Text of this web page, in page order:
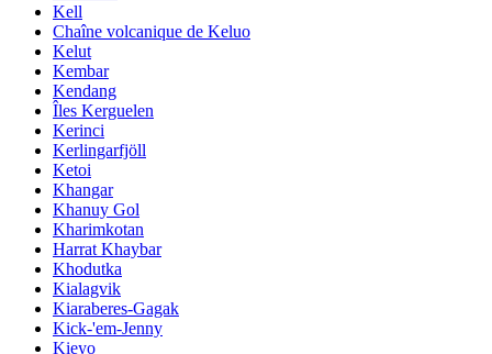
Kell
Chaîne volcanique de Keluo
Kelut
Kembar
Kendang
Îles Kerguelen
Kerinci
Kerlingarfjöll
Ketoi
Khangar
Khanuy Gol
Kharimkotan
Harrat Khaybar
Khodutka
Kialagvik
Kiaraberes-Gagak
Kick-'em-Jenny
Kieyo